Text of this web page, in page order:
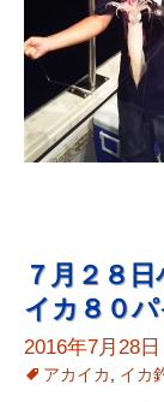
７月２８
イカ８０パ
2016年7月28日
アカイカ
イカ